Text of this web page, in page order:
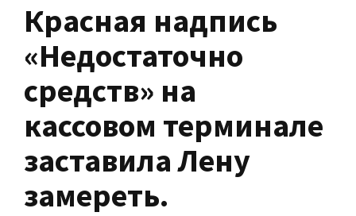
Красная надпись
«Недостаточно
средств» на
кассовом терминале
заставила Лену
замереть.